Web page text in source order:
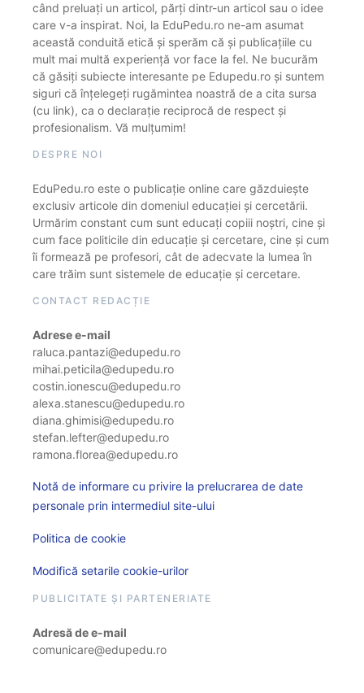
când preluați un articol, părți dintr-un articol sau o idee
care v-a inspirat. Noi, la EduPedu.ro ne-am asumat
această conduită etică și sperăm că și publicațiile cu
mult mai multă experiență vor face la fel. Ne bucurăm
că găsiți subiecte interesante pe Edupedu.ro și suntem
siguri că înțelegeți rugămintea noastră de a cita sursa
(cu link), ca o declarație reciprocă de respect și
profesionalism. Vă mulțumim!
DESPRE NOI
EduPedu.ro este o publicație online care găzduiește
exclusiv articole din domeniul educației și cercetării.
Urmărim constant cum sunt educați copiii noștri, cine și
cum face politicile din educație și cercetare, cine și cum
îi formează pe profesori, cât de adecvate la lumea în
care trăim sunt sistemele de educație și cercetare.
CONTACT REDACȚIE
Adrese e-mail
raluca.pantazi@edupedu.ro
mihai.peticila@edupedu.ro
costin.ionescu@edupedu.ro
alexa.stanescu@edupedu.ro
diana.ghimisi@edupedu.ro
stefan.lefter@edupedu.ro
ramona.florea@edupedu.ro
Notă de informare cu privire la prelucrarea de date
personale prin intermediul site-ului
Politica de cookie
Modifică setarile cookie-urilor
PUBLICITATE ȘI PARTENERIATE
Adresă de e-mail
comunicare@edupedu.ro